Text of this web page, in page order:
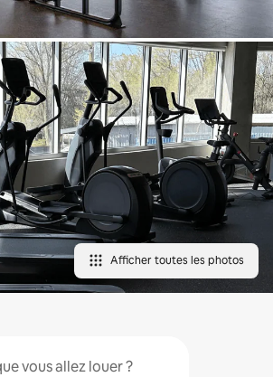
Afficher toutes les photos
vous allez louer ?